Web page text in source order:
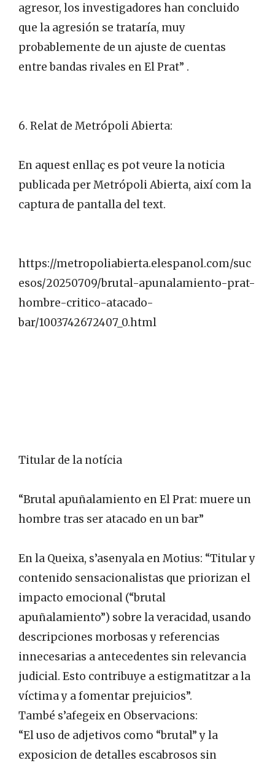
agresor, los investigadores han concluido
que la agresión se trataría, muy
probablemente de un ajuste de cuentas
entre bandas rivales en El Prat” .
6. Relat de Metrópoli Abierta:
En aquest enllaç es pot veure la noticia
publicada per Metrópoli Abierta, així com la
captura de pantalla del text.
https://metropoliabierta.elespanol.com/suc
esos/20250709/brutal-apunalamiento-prat-
hombre-critico-atacado-
bar/1003742672407_0.html
Titular de la notícia
“Brutal apuñalamiento en El Prat: muere un
hombre tras ser atacado en un bar”
En la Queixa, s’asenyala en Motius: “Titular y
contenido sensacionalistas que priorizan el
impacto emocional (“brutal
apuñalamiento”) sobre la veracidad, usando
descripciones morbosas y referencias
innecesarias a antecedentes sin relevancia
judicial. Esto contribuye a estigmatitzar a la
víctima y a fomentar prejuicios”.
També s’afegeix en Observacions:
“El uso de adjetivos como “brutal” y la
exposicion de detalles escabrosos sin